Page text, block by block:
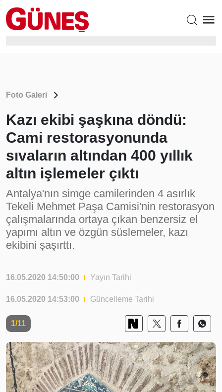
Foto Galeri
Kazı ekibi şaşkına döndü:
Cami restorasyonunda
sıvaların altından 400 yıllık
altın işlemeler çıktı
Antalya'nın simge camilerinden 4 asırlık
Tekeli Mehmet Paşa Camisi'nin restorasyon
çalışmalarında ortaya çıkan benzersiz el
yapımı altın ve özgün süslemeler, kazı
ekibini şaşırttı.
16.05.2020 14:50:00 Yayın Tarihi
16.05.2020 14:53:00 Güncelleme Tarihi
1/11